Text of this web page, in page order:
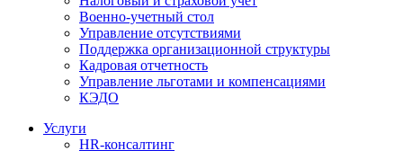
Военно-учетный стол
Управление отсутствиями
Поддержка организационной структуры
Кадровая отчетность
Управление льготами и компенсациями
КЭДО
Услуги
HR-консалтинг